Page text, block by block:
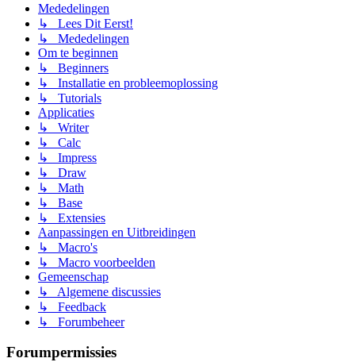
Mededelingen
↳ Lees Dit Eerst!
↳ Mededelingen
Om te beginnen
↳ Beginners
↳ Installatie en probleemoplossing
↳ Tutorials
Applicaties
↳ Writer
↳ Calc
↳ Impress
↳ Draw
↳ Math
↳ Base
↳ Extensies
Aanpassingen en Uitbreidingen
↳ Macro's
↳ Macro voorbeelden
Gemeenschap
↳ Algemene discussies
↳ Feedback
↳ Forumbeheer
Forumpermissies